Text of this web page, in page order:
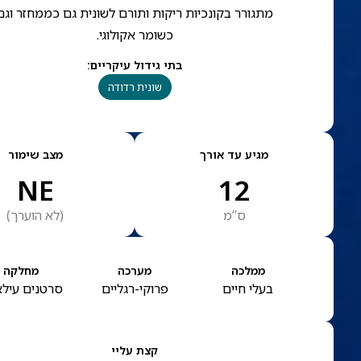
מתגורר בקונכיות ריקות ותורם לשונית גם כממחזר
כשומר אקולוגי.
בתי גידול עיקריים:
שונית רדודה
מגיע עד אורך
12
ס”מ
מצב שימור
NE
(לא הוערך)
ממלכה
בעלי חיים
מערכה
פרוקי-רגליים
מחלקה
סרטנים
קצת עליי